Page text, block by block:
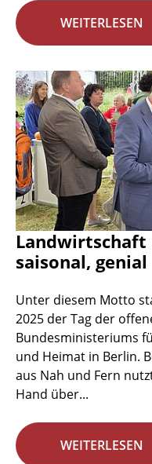
WEITERLESEN
Landwirtschaft
saisonal, genial
Unter diesem Motto
2025 der Tag der
Bundesministeriums
und Heimat in Berlin.
aus Nah und Fern
Hand über...
WEITERLESEN